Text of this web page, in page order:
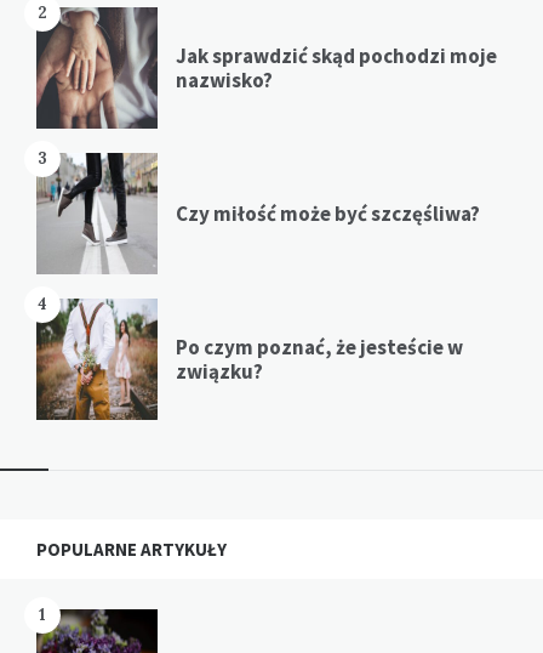
2
Jak sprawdzić skąd pochodzi moje
nazwisko?
3
Czy miłość może być szczęśliwa?
4
Po czym poznać, że jesteście w
związku?
Widgets
POPULARNE ARTYKUŁY
1